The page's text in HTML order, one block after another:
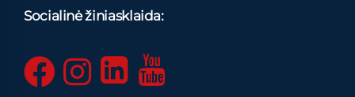
Socialinė žiniasklaida: